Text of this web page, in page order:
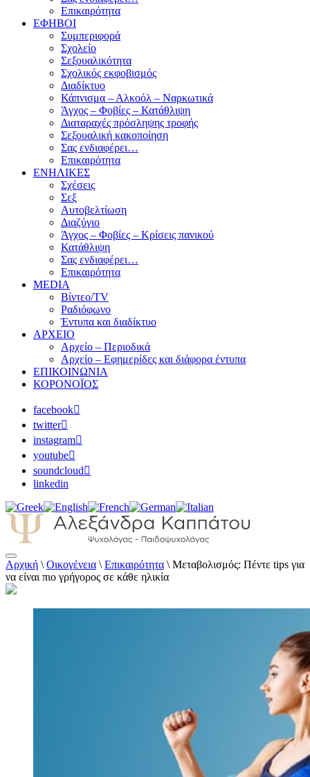
Επικαιρότητα
ΕΦΗΒΟΙ
Συμπεριφορά
Σχολείο
Σεξουαλικότητα
Σχολικός εκφοβισμός
Διαδίκτυο
Κάπνισμα – Αλκοόλ – Ναρκωτικά
Άγχος – Φοβίες – Κατάθλιψη
Διαταραχές πρόσληψης τροφής
Σεξουαλική κακοποίηση
Σας ενδιαφέρει…
Επικαιρότητα
ΕΝΗΛΙΚΕΣ
Σχέσεις
Σεξ
Αυτοβελτίωση
Διαζύγιο
Άγχος – Φοβίες – Κρίσεις πανικού
Κατάθλιψη
Σας ενδιαφέρει…
Επικαιρότητα
MEDIA
Βίντεο/TV
Ραδιόφωνο
Έντυπα και διαδίκτυο
ΑΡΧΕΙΟ
Αρχείο – Περιοδικά
Αρχείο – Εφημερίδες και διάφορα έντυπα
ΕΠΙΚΟΙΝΩΝΙΑ
ΚΟΡΟΝΟΪΟΣ
facebook
twitter
instagram
youtube
soundcloud
linkedin
Αλεξάνδρα Καππάτου Ψυχολόγος –
Παιδοψυχολόγος
Αρχική \ Οικογένεια \ Επικαιρότητα \ Μεταβολισμός: Πέντε tips για
να είναι πιο γρήγορος σε κάθε ηλικία